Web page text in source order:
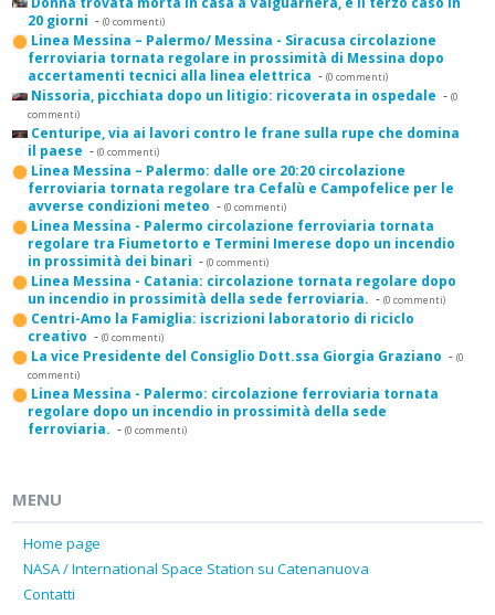
20 giorni - (0 commenti)
Linea Messina – Palermo/ Messina - Siracusa circolazione
ferroviaria tornata regolare in prossimità di Messina dopo
accertamenti tecnici alla linea elettrica - (0 commenti)
Nissoria, picchiata dopo un litigio: ricoverata in ospedale - (0
commenti)
Centuripe, via ai lavori contro le frane sulla rupe che domina
il paese - (0 commenti)
Linea Messina – Palermo: dalle ore 20:20 circolazione
ferroviaria tornata regolare tra Cefalù e Campofelice per le
avverse condizioni meteo - (0 commenti)
Linea Messina - Palermo circolazione ferroviaria tornata
regolare tra Fiumetorto e Termini Imerese dopo un incendio
in prossimità dei binari - (0 commenti)
Linea Messina - Catania: circolazione tornata regolare dopo
un incendio in prossimità della sede ferroviaria. - (0 commenti)
Centri-Amo la Famiglia: iscrizioni laboratorio di riciclo
creativo - (0 commenti)
La vice Presidente del Consiglio Dott.ssa Giorgia Graziano - (0
commenti)
Linea Messina - Palermo: circolazione ferroviaria tornata
regolare dopo un incendio in prossimità della sede
ferroviaria. - (0 commenti)
MENU
Home page
NASA / International Space Station su Catenanuova
Contatti